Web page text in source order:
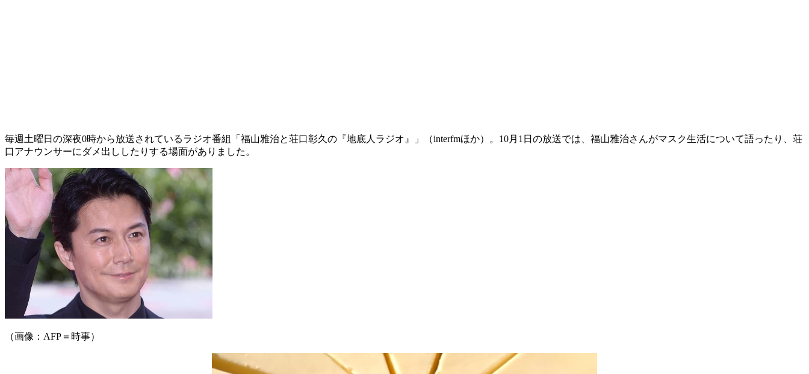
毎週土曜日の深夜0時から放送されているラジオ番組「福山雅治と荘口彰久の『地底人ラジオ』」（interfmほか）。10月1日の放送では、福山雅治さんがマスク生活について語ったり、荘
口アナウンサーにダメ出ししたりする場面がありました。
（画像：AFP＝時事）